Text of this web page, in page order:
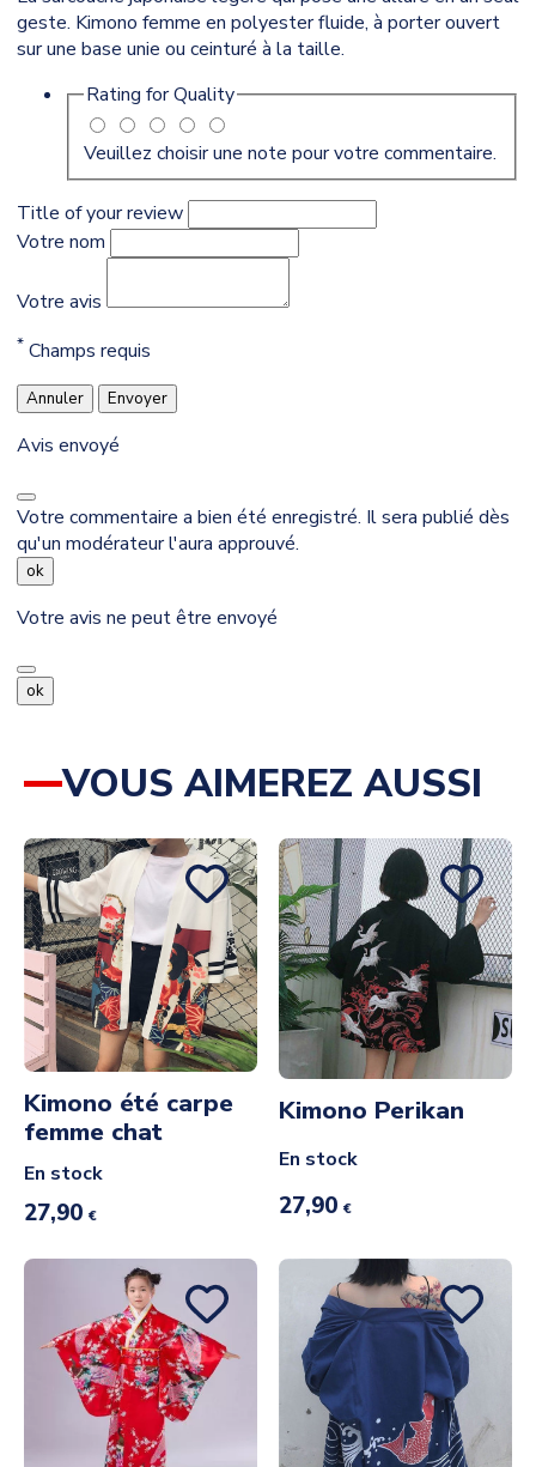
geste. Kimono femme en polyester fluide, à porter ouvert
sur une base unie ou ceinturé à la taille.
Rating forQuality
Veuillez choisir une note pour votre commentaire.
Title of your review
Votre nom
Votre avis
* Champs requis
Annuler Envoyer
Avis envoyé
Votre commentaire a bien été enregistré. Il sera publié dès
qu'un modérateur l'aura approuvé.
ok
Votre avis ne peut être envoyé
ok
VOUS AIMEREZ AUSSI
Kimono été carpe
femme chat
En stock
27,90 €
Kimono Perikan
En stock
27,90 €